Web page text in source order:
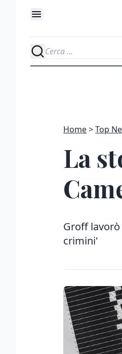
Home Top
La
Groff lavorò
crimini'